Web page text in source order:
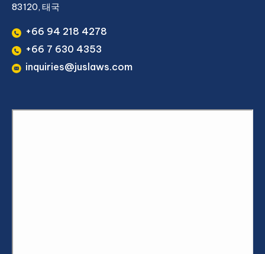
83120, 태국
+66 94 218 4278
+66 7 630 4353
inquiries@juslaws.com